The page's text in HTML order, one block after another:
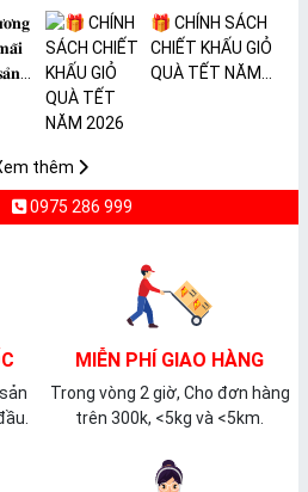
🎁 CHÍNH SÁCH
CHIẾT KHẤU GIỎ
QUÀ TẾT NĂM
thêm
0975 286 999
MIỄN PHÍ GIAO HÀNG
Trong vòng 2 giờ, Cho đơn hàng
trên 300k, <5kg và <5km.